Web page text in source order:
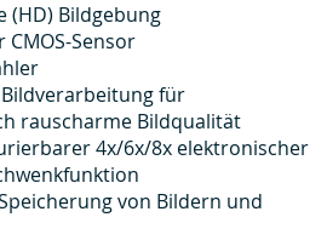
(HD) Bildgebung
Sensor
für
rauscharme Bildqualität
4x/6x/8x elektronischer
von Bildern und